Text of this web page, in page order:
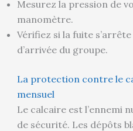
Mesurez la pression de
manomètre.
Vérifiez si la fuite
d’arrivée du groupe.
La protection contre le
mensuel
Le calcaire est l’ennemi
de sécurité. Les dépôts